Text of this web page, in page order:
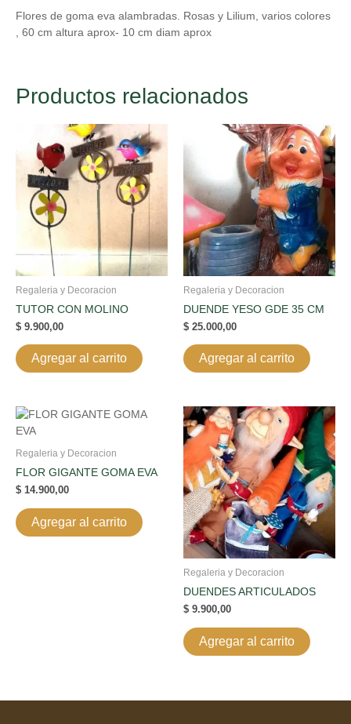
Flores de goma eva alambradas. Rosas y Lilium, varios colores
, 60 cm altura aprox- 10 cm diam aprox
Productos relacionados
Regaleria y Decoracion
TUTOR CON MOLINO
$ 9.900,00
Agregar al carrito
Regaleria y Decoracion
DUENDE YESO GDE 35 CM
$ 25.000,00
Agregar al carrito
Regaleria y Decoracion
FLOR GIGANTE GOMA EVA
$ 14.900,00
Agregar al carrito
Regaleria y Decoracion
DUENDES ARTICULADOS
$ 9.900,00
Agregar al carrito